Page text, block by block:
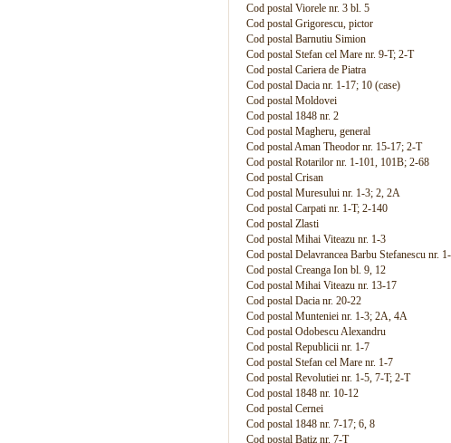
Cod postal Viorele nr. 3 bl. 5
Cod postal Grigorescu, pictor
Cod postal Barnutiu Simion
Cod postal Stefan cel Mare nr. 9-T; 2-T
Cod postal Cariera de Piatra
Cod postal Dacia nr. 1-17; 10 (case)
Cod postal Moldovei
Cod postal 1848 nr. 2
Cod postal Magheru, general
Cod postal Aman Theodor nr. 15-17; 2-T
Cod postal Rotarilor nr. 1-101, 101B; 2-68
Cod postal Crisan
Cod postal Muresului nr. 1-3; 2, 2A
Cod postal Carpati nr. 1-T; 2-140
Cod postal Zlasti
Cod postal Mihai Viteazu nr. 1-3
Cod postal Delavrancea Barbu Stefanescu nr.
Cod postal Creanga Ion bl. 9, 12
Cod postal Mihai Viteazu nr. 13-17
Cod postal Dacia nr. 20-22
Cod postal Munteniei nr. 1-3; 2A, 4A
Cod postal Odobescu Alexandru
Cod postal Republicii nr. 1-7
Cod postal Stefan cel Mare nr. 1-7
Cod postal Revolutiei nr. 1-5, 7-T; 2-T
Cod postal 1848 nr. 10-12
Cod postal Cernei
Cod postal 1848 nr. 7-17; 6, 8
Cod postal Batiz nr. 7-T